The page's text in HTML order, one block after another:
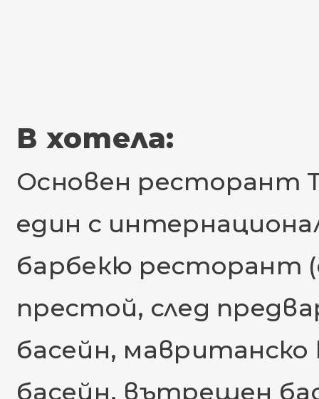
В хотела:
Основен ресторант
един с
барбекю ресторант
престой, след
басейн,
басейн, вътрешен